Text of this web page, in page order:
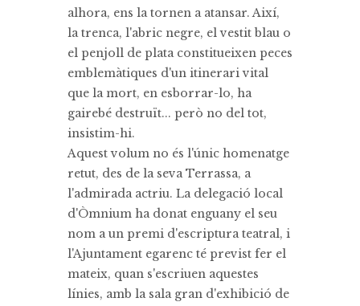
alhora, ens la tornen a atansar. Així,
la trenca, l'abric negre, el vestit blau o
el penjoll de plata constitueixen peces
emblemàtiques d'un itinerari vital
que la mort, en esborrar-lo, ha
gairebé destruït... però no del tot,
insistim-hi.
Aquest volum no és l'únic homenatge
retut, des de la seva Terrassa, a
l'admirada actriu. La delegació local
d'Òmnium ha donat enguany el seu
nom a un premi d'escriptura teatral, i
l'Ajuntament egarenc té previst fer el
mateix, quan s'escriuen aquestes
línies, amb la sala gran d'exhibició de